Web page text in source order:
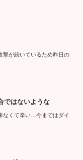
撃が続いているため昨日の
ではないような
なくて辛い…今まではダイ